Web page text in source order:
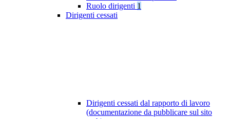
Ruolo dirigenti 1
Dirigenti cessati
Dirigenti cessati dal rapporto di lavoro
(documentazione da pubblicare sul sito